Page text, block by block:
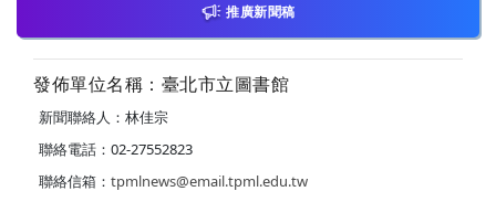
推廣新聞稿
發佈單位名稱：臺北市立圖書館
新聞聯絡人：林佳宗
聯絡電話：02-27552823
聯絡信箱： tpmlnews@email.tpml.edu.tw